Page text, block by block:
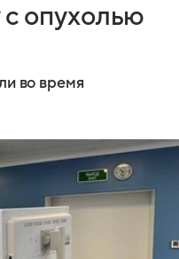
опухолью
во время